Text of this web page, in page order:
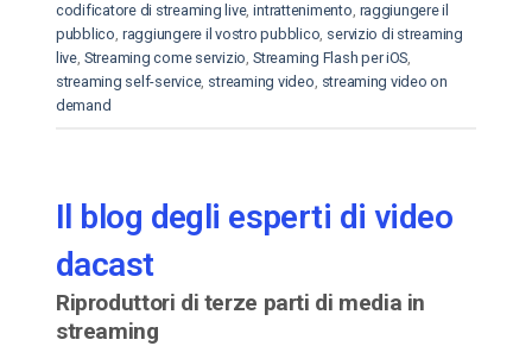
codificatore di streaming live,intrattenimento, raggiungere il
pubblico, raggiungere il vostro pubblico, servizio di streaming
live, Streaming come servizio,Streaming Flash per iOS,
streaming self-service, streaming video, streaming video on
demand
Il blog degli esperti di video
dacast
Riproduttori di terze parti di media in
streaming